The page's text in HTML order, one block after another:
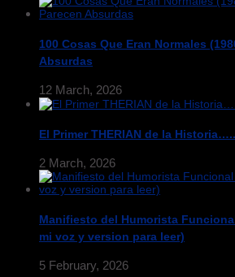
100 Cosas Que Eran Normales
Absurdas
12 March, 2026
El Primer THERIAN de la
2 March, 2026
Manifiesto del Humorista
mi voz y version para leer)
5 February, 2026